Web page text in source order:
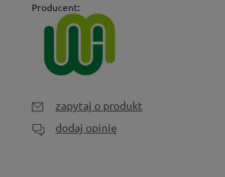
Producent:
zapytaj o produkt
dodaj opinię